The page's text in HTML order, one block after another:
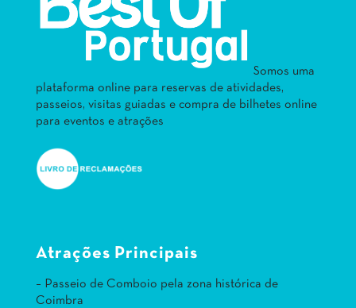
Somos uma
plataforma online para reservas de atividades,
passeios, visitas guiadas e compra de bilhetes online
para eventos e atrações
Atrações Principais
– Passeio de Comboio pela zona histórica de
Coimbra